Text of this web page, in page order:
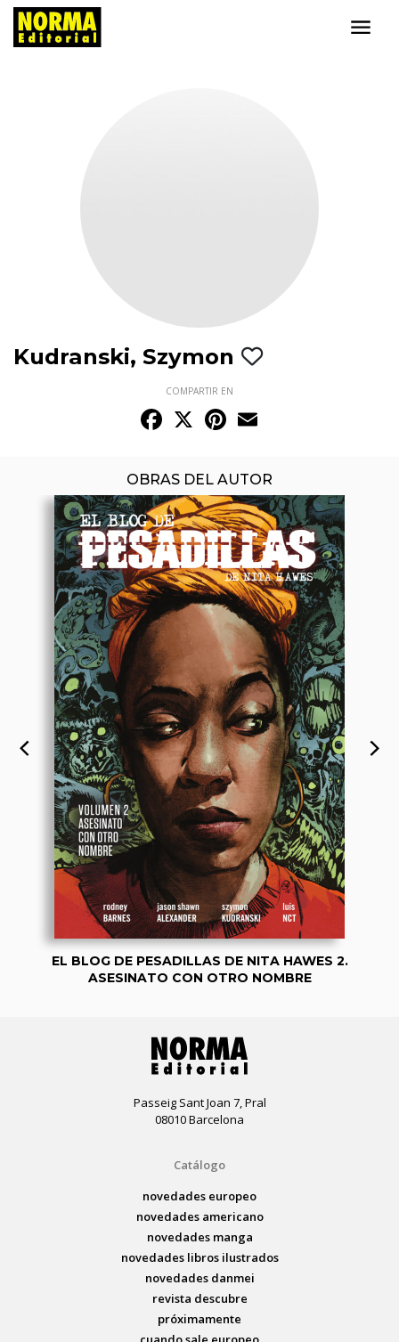
Kudranski, Szymon
COMPARTIR EN
Facebook
X Pinterest
OBRAS DEL AUTOR
EL BLOG DE PESADILLAS DE NITA HAWES 2.
ASESINATO CON OTRO NOMBRE
Passeig Sant Joan 7, Pral
08010 Barcelona
Catálogo
novedades europeo
novedades americano
novedades manga
novedades libros ilustrados
novedades danmei
revista descubre
próximamente